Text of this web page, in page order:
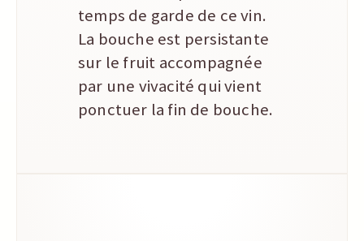
temps de garde de ce vin.
La bouche est persistante
sur le fruit accompagnée
par une vivacité qui vient
ponctuer la fin de bouche.